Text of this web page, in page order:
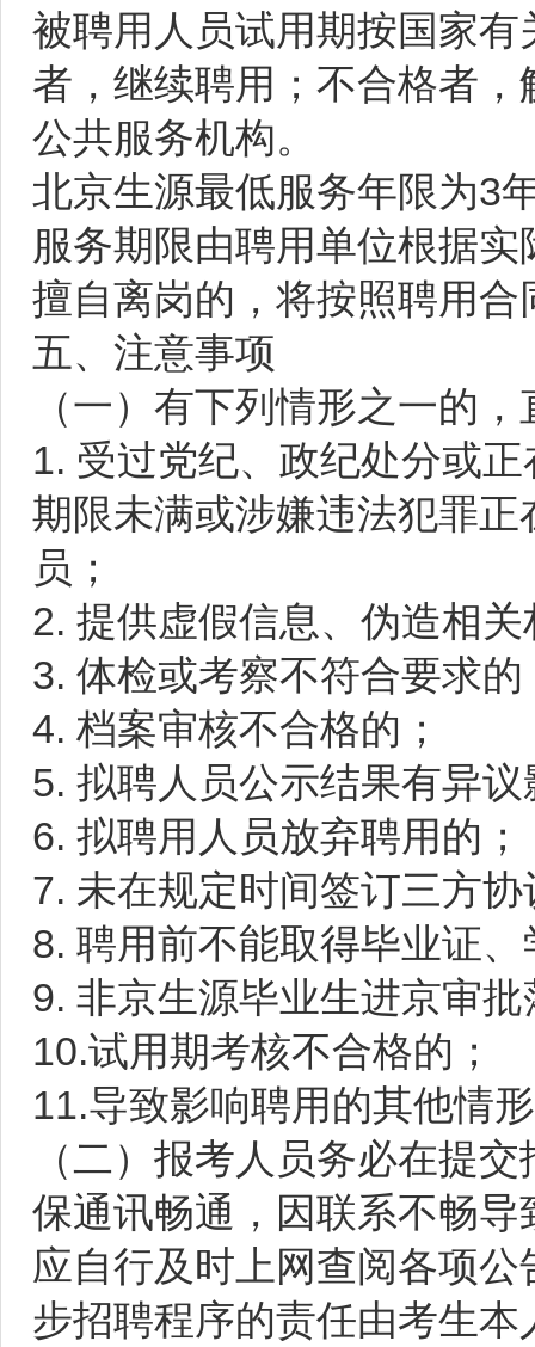
被聘用人员试用期按国家
者，继续聘用；不合格者
公共服务机构。
北京生源最低服务年限为3
服务期限由聘用单位根据
擅自离岗的，将按照聘用
五、注意事项
（一）有下列情形之一的
1. 受过党纪、政纪处分或
期限未满或涉嫌违法犯罪
员；
2. 提供虚假信息、伪造相
3. 体检或考察不符合要求的
4. 档案审核不合格的；
5. 拟聘人员公示结果有异
6. 拟聘用人员放弃聘用的；
7. 未在规定时间签订三方
8. 聘用前不能取得毕业证
9. 非京生源毕业生进京审
10.试用期考核不合格的；
11.导致影响聘用的其他情
（二）报考人员务必在提
保通讯畅通，因联系不畅
应自行及时上网查阅各项
步招聘程序的责任由考生本